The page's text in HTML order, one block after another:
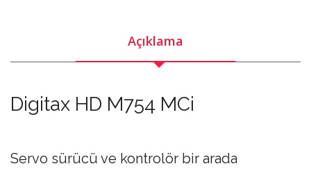
Açıklama
Digitax HD M754 MCi
Servo sürücü ve kontrolör bir arada